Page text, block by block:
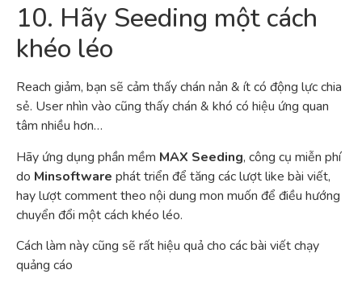
10. Hãy Seeding một cách
khéo léo
Reach giảm, bạn sẽ cảm thấy chán nản & ít có động lực chia
sẻ. User nhìn vào cũng thấy chán & khó có hiệu ứng quan
tâm nhiều hơn…
Hãy ứng dụng phần mềm MAX Seeding, công cụ miễn phí
do Minsoftware phát triển để tăng các lượt like bài viết,
hay lượt comment theo nội dung mon muốn để điều hướng
chuyển đổi một cách khéo léo.
Cách làm này cũng sẽ rất hiệu quả cho các bài viết chạy
quảng cáo